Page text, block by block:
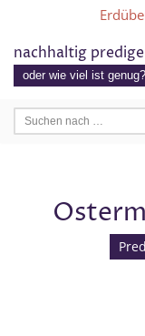
Zum
Inhalt
nachhaltig
oder wie viel ist genug?